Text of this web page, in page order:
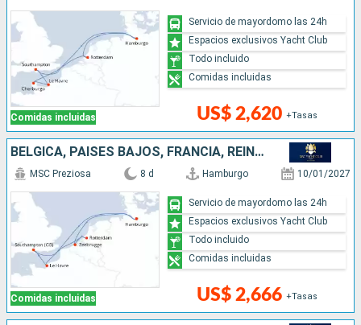
Comidas incluidas US$ 2,620 +Tasas
Servicio de mayordomo las 24h
Espacios exclusivos Yacht Club
Todo incluido
Comidas incluidas
BÉLGICA, PAISES BAJOS, FRANCIA, REINO UNIDO, ALEMANIA
Comidas incluidas
MSC Preziosa 8 d Hamburgo 10/01/2027
US$ 2,666 +Tasas
Servicio de mayordomo las 24h
Espacios exclusivos Yacht Club
Todo incluido
Comidas incluidas